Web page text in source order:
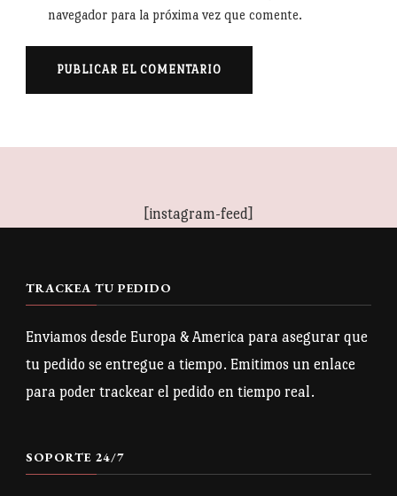
navegador para la próxima vez que comente.
[instagram-feed]
TRACKEA TU PEDIDO
Enviamos desde Europa & America para asegurar que
tu pedido se entregue a tiempo. Emitimos un enlace
para poder trackear el pedido en tiempo real.
SOPORTE 24/7